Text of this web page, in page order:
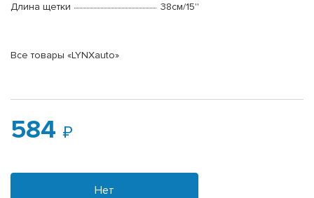
Длина щетки
38см/15''
Все товары «LYNXauto»
584
Нет